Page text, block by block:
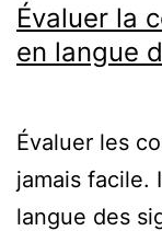
Évaluer la
en langue
Évaluer les
jamais facile.
langue des